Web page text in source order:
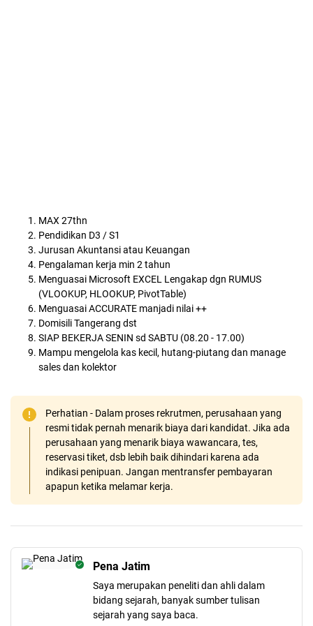
MAX 27thn
Pendidikan D3 / S1
Jurusan Akuntansi atau Keuangan
Pengalaman kerja min 2 tahun
Menguasai Microsoft EXCEL Lengakap dgn RUMUS
(VLOOKUP, HLOOKUP, PivotTable)
Menguasai ACCURATE manjadi nilai ++
Domisili Tangerang dst
SIAP BEKERJA SENIN sd SABTU (08.20 - 17.00)
Mampu mengelola kas kecil, hutang-piutang dan manage
sales dan kolektor
Perhatian - Dalam proses rekrutmen, perusahaan yang
resmi tidak pernah menarik biaya dari kandidat. Jika ada
perusahaan yang menarik biaya wawancara, tes,
reservasi tiket, dsb lebih baik dihindari karena ada
indikasi penipuan. Jangan mentransfer pembayaran
apapun ketika melamar kerja.
Pena Jatim
Saya merupakan peneliti dan ahli dalam
bidang sejarah, banyak sumber tulisan
sejarah yang saya baca.